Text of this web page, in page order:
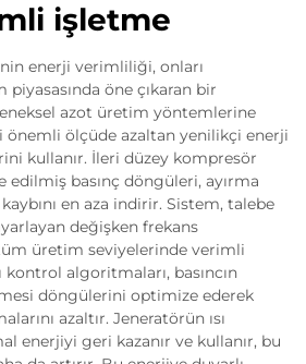
işletme
enerji verimliliği, onları
öne çıkaran bir
azot üretim yöntemlerine
önemli ölçüde azaltan yenilikçi enerji
kullanır. İleri düzey kompresör
basınç döngüleri, ayırma
en aza indirir. Sistem, talebe
değişken frekans
üretim seviyelerinde verimli
kontrol algoritmaları, basıncın
döngülerini optimize ederek
azaltır. Jeneratörün ısı
enerjiyi geri kazanır ve kullanır, bu